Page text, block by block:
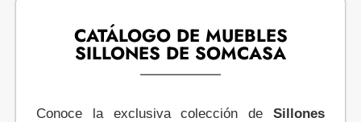
CATÁLOGO DE MUEBLES
SILLONES DE SOMCASA
Conoce la exclusiva colección de Sillones